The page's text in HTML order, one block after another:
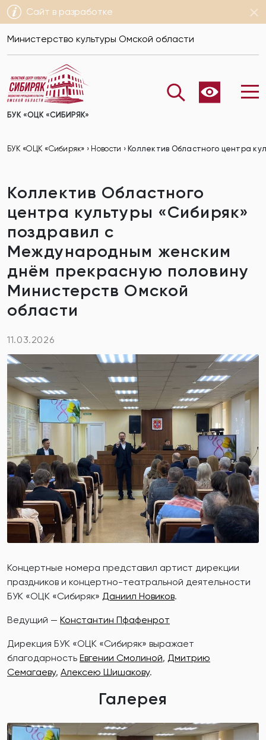
Сайт в разработке
Министерство культуры Омской области
БУК «ОЦК «СИБИРЯК»
БУК «ОЦК «Сибиряк» › Новости › Коллектив Областного центра
Коллектив Областного
центра культуры «Сибиряк»
поздравил с
Международным женским
днём прекрасную половину
Министерств Омской
области
11.03.2026
Концертные номера представил артист дирекции
праздников и концертно-театральной деятельности
БУК «ОЦК «Сибиряк» Даниил Новиков.
Ведущий — Константин Пфафенрот
Дирекция БУК «ОЦК «Сибиряк» выражает
благодарность Евгении Смолиной, Дмитрию
Семагаеву, Алексею Шишакову.
Галерея